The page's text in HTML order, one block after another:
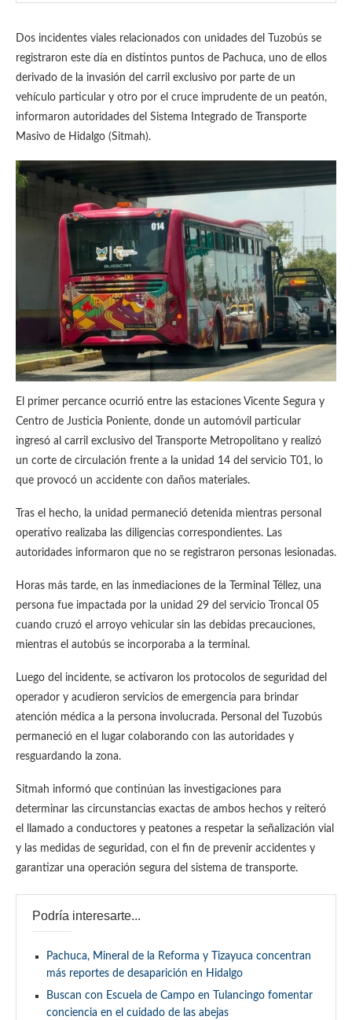
Dos incidentes viales relacionados con unidades del Tuzobús se
registraron este día en distintos puntos de Pachuca, uno de ellos
derivado de la invasión del carril exclusivo por parte de un
vehículo particular y otro por el cruce imprudente de un peatón,
informaron autoridades del Sistema Integrado de Transporte
Masivo de Hidalgo (Sitmah).
El primer percance ocurrió entre las estaciones Vicente Segura y
Centro de Justicia Poniente, donde un automóvil particular
ingresó al carril exclusivo del Transporte Metropolitano y realizó
un corte de circulación frente a la unidad 14 del servicio T01, lo
que provocó un accidente con daños materiales.
Tras el hecho, la unidad permaneció detenida mientras personal
operativo realizaba las diligencias correspondientes. Las
autoridades informaron que no se registraron personas lesionadas.
Horas más tarde, en las inmediaciones de la Terminal Téllez, una
persona fue impactada por la unidad 29 del servicio Troncal 05
cuando cruzó el arroyo vehicular sin las debidas precauciones,
mientras el autobús se incorporaba a la terminal.
Luego del incidente, se activaron los protocolos de seguridad del
operador y acudieron servicios de emergencia para brindar
atención médica a la persona involucrada. Personal del Tuzobús
permaneció en el lugar colaborando con las autoridades y
resguardando la zona.
Sitmah informó que continúan las investigaciones para
determinar las circunstancias exactas de ambos hechos y reiteró
el llamado a conductores y peatones a respetar la señalización vial
y las medidas de seguridad, con el fin de prevenir accidentes y
garantizar una operación segura del sistema de transporte.
Podría interesarte...
Pachuca, Mineral de la Reforma y Tizayuca concentran
más reportes de desaparición en Hidalgo
Buscan con Escuela de Campo en Tulancingo fomentar
conciencia en el cuidado de las abejas